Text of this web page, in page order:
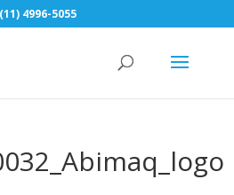
(11) 4996-5055